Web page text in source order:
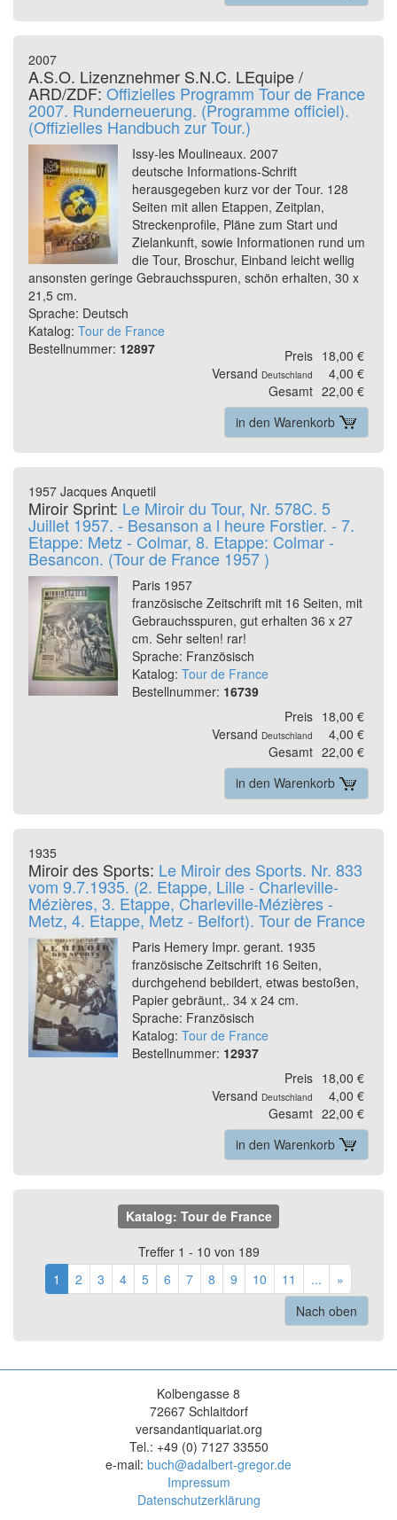
2007
A.S.O. Lizenznehmer S.N.C. LEquipe /
ARD/ZDF: Offizielles Programm Tour de France
2007. Runderneuerung. (Programme officiel).
(Offizielles Handbuch zur Tour.)
Issy-les Moulineaux. 2007
deutsche Informations-Schrift
herausgegeben kurz vor der Tour. 128
Seiten mit allen Etappen, Zeitplan,
Streckenprofile, Pläne zum Start und
Zielankunft, sowie Informationen rund um
die Tour, Broschur, Einband leicht wellig
ansonsten geringe Gebrauchsspuren, schön erhalten, 30 x
21,5 cm.
Sprache: Deutsch
Katalog: Tour de France
Bestellnummer: 12897 Preis 18,00 €
Versand Deutschland
4,00 €
Gesamt 22,00 €
in den Warenkorb
1957 Jacques Anquetil
Miroir Sprint: Le Miroir du Tour, Nr. 578C. 5
Juillet 1957. - Besanson a l heure Forstier. - 7.
Etappe: Metz - Colmar, 8. Etappe: Colmar -
Besancon. (Tour de France 1957 )
Paris 1957
französische Zeitschrift mit 16 Seiten, mit
Gebrauchsspuren, gut erhalten 36 x 27
cm. Sehr selten! rar!
Sprache: Französisch
Katalog: Tour de France
Bestellnummer: 16739
Preis 18,00 €
Versand Deutschland
4,00 €
Gesamt 22,00 €
in den Warenkorb
1935
Miroir des Sports: Le Miroir des Sports. Nr. 833
vom 9.7.1935. (2. Etappe, Lille - Charleville-
Mézières, 3. Etappe, Charleville-Mézières -
Metz, 4. Etappe, Metz - Belfort). Tour de France
Paris Hemery Impr. gerant. 1935
französische Zeitschrift 16 Seiten,
durchgehend bebildert, etwas bestoßen,
Papier gebräunt,. 34 x 24 cm.
Sprache: Französisch
Katalog: Tour de France
Bestellnummer: 12937
Preis 18,00 €
Versand Deutschland
4,00 €
Gesamt 22,00 €
in den Warenkorb
Katalog: Tour de France
Treffer 1 - 10 von 189
1
2 3 4 5 6 7 8 9 10 11 ...
»
Nach oben
Kolbengasse 8
72667 Schlaitdorf
versandantiquariat.org
Tel.: +49 (0) 7127 33550
e-mail: buch@adalbert-gregor.de
Impressum
Datenschutzerklärung